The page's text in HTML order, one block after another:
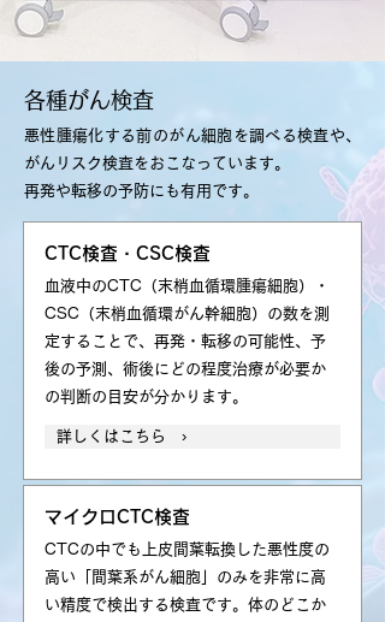
各種がん検査
悪性腫瘍化する前のがん細胞を調べる検査や、
がんリスク検査をおこなっています。
再発や転移の予防にも有用です。
CTC検査・CSC検査
血液中のCTC（末梢血循環腫瘍細胞）・
CSC（末梢血循環がん幹細胞）の数を測
定することで、再発・転移の可能性、予
後の予測、術後にどの程度治療が必要か
の判断の目安が分かります。
詳しくはこちら ›
マイクロCTC検査
CTCの中でも上皮間葉転換した悪性度の
高い「間葉系がん細胞」のみを非常に高
い精度で検出する検査です。体のどこか